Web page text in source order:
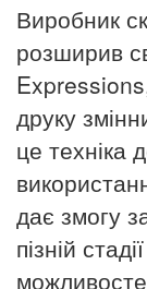
Виробник
розширив
друку
це техніка
дає змогу
пізній